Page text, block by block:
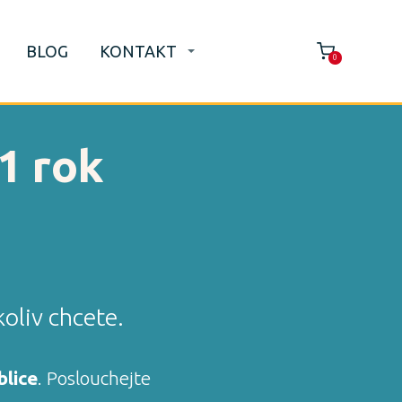
BLOG KONTAKT 0
rok
chcete.
. Poslouchejte